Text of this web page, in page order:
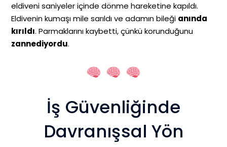
eldiveni saniyeler içinde dönme hareketine kapıldı.
Eldivenin kumaşı mile sarıldı ve adamın bileği anında
kırıldı. Parmaklarını kaybetti, çünkü korunduğunu
zannediyordu.
İş Güvenliğinde
Davranışsal Yön